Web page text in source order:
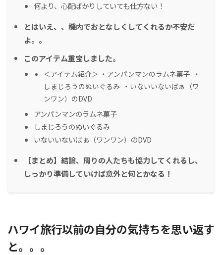
何より、心配ばかりしていても仕方ない！
とはいえ、、機内でおとなしくしてくれるか不安だ
よ。。
このアイテム重宝しました。
＜アイテム紹介＞ ・アンパンマンのラムネ菓子 ・
しまじろうのぬいぐるみ ・いないいないばぁ（ワ
ンワン）のDVD
アンパンマンのラムネ菓子
しまじろうのぬいぐるみ
いないいないばぁ（ワンワン）のDVD
【まとめ】結論、周りの人たちも協力してくれるし、
しっかり準備していけば意外と何とかなる！
ハワイ旅行以前の自分の気持ちを思い返す
と。。。